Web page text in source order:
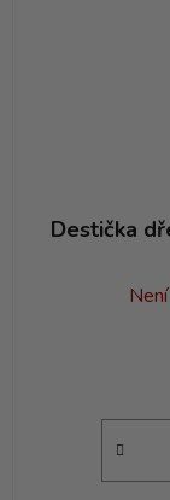
Destička